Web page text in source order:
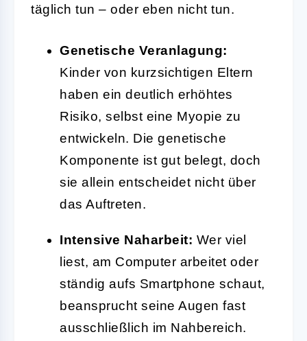
täglich tun – oder eben nicht tun.
Genetische Veranlagung:
Kinder von kurzsichtigen Eltern
haben ein deutlich erhöhtes
Risiko, selbst eine Myopie zu
entwickeln. Die genetische
Komponente ist gut belegt, doch
sie allein entscheidet nicht über
das Auftreten.
Intensive Naharbeit: Wer viel
liest, am Computer arbeitet oder
ständig aufs Smartphone schaut,
beansprucht seine Augen fast
ausschließlich im Nahbereich.